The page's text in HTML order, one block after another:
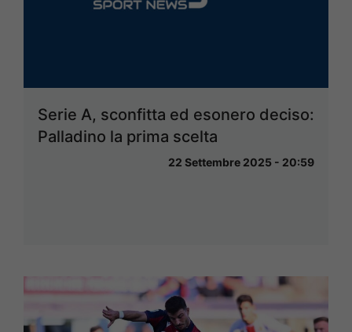
Serie A, sconfitta ed esonero deciso:
Palladino la prima scelta
22 Settembre 2025 - 20:59